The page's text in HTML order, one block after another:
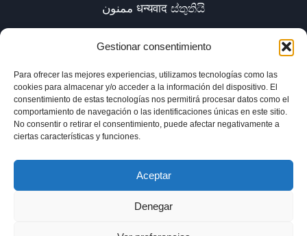
Gestionar consentimiento
Para ofrecer las mejores experiencias, utilizamos tecnologías como las
cookies para almacenar y/o acceder a la información del dispositivo. El
consentimiento de estas tecnologías nos permitirá procesar datos como el
comportamiento de navegación o las identificaciones únicas en este sitio.
No consentir o retirar el consentimiento, puede afectar negativamente a
ciertas características y funciones.
Aceptar
Denegar
ممنون धन्यवाद ස්තුතියි
Inicio Biblioteca Parábolas TV
Comunidad
Esencia
Blog
Política de privacidad
Aviso legal
Política de cookies (UE)